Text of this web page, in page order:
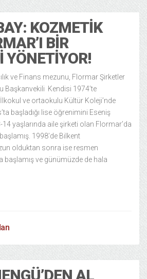
KOZMETIK
BIR
YÖNETIYOR!
ve Finans mezunu, Flormar Şirketler
Başkanvekili Kendisi 1974’te
ve ortaokulu Kültür Koleji’nde
başladığı lise öğrenimini Eseniş
14 yaşlarında aile şirketi olan Flormar’da
1998’de Bilkent
olduktan sonra ise resmen
başlamış ve günümüzde de hala
AL